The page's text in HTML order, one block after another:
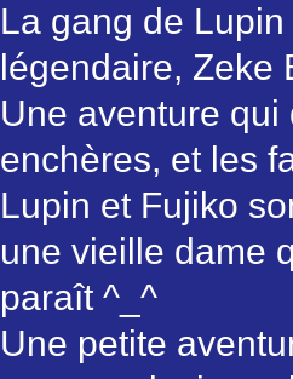
La gang de
légendaire, Zeke
Une aventure
enchères, et les
Lupin et Fujiko
une vieille dame
paraît ^_^
Une petite